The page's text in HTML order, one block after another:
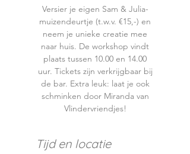
Versier je eigen Sam & Julia-
muizendeurtje (t.w.v. €15,-) en
neem je unieke creatie mee
naar huis. De workshop vindt
plaats tussen 10.00 en 14.00
uur. Tickets zijn verkrijgbaar bij
de bar. Extra leuk: laat je ook
schminken door Miranda van
Vlindervriendjes!
Tijd en locatie